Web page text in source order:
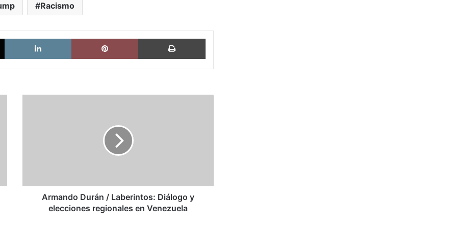
Racismo
X LinkedIn Pinterest Imprimir
en
VenezuelaArmando Durán / Laberintos: Diálogo y
elecciones regionales en Venezuela